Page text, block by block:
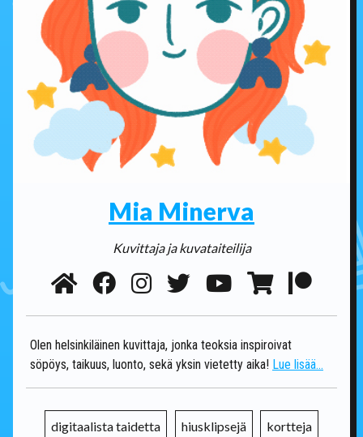
Mia Minerva
Kuvittaja ja kuvataiteilija
Olen helsinkiläinen kuvittaja, jonka teoksia inspiroivat
söpöys, taikuus, luonto, sekä yksin vietetty aika! Lue lisää...
digitaalista taidetta hiusklipsejä kortteja